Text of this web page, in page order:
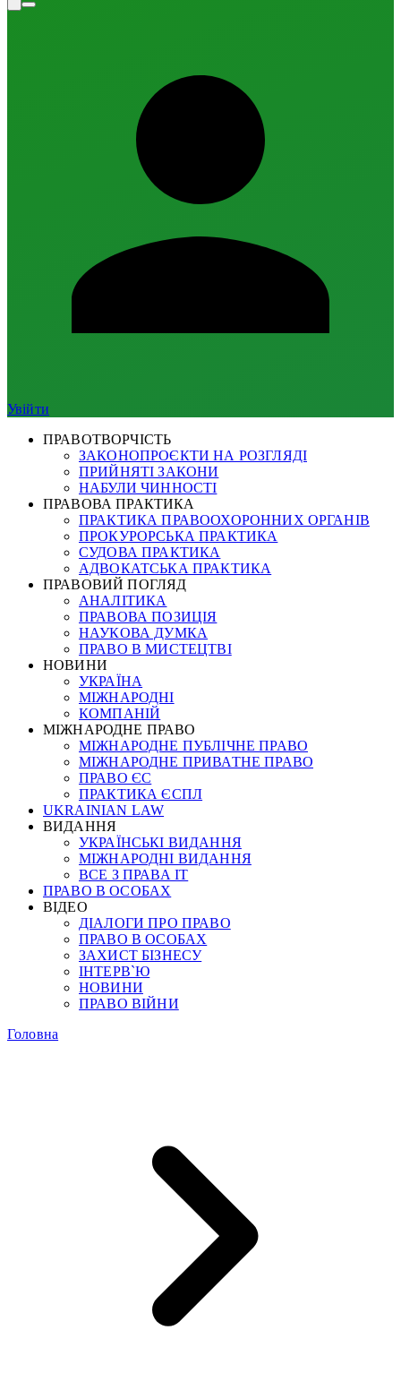
Увійти
ПРАВОТВОРЧІСТЬ
ЗАКОНОПРОЄКТИ НА РОЗГЛЯДІ
ПРИЙНЯТІ ЗАКОНИ
НАБУЛИ ЧИННОСТІ
ПРАВОВА ПРАКТИКА
ПРАКТИКА ПРАВООХОРОННИХ ОРГАНІВ
ПРОКУРОРСЬКА ПРАКТИКА
СУДОВА ПРАКТИКА
АДВОКАТСЬКА ПРАКТИКА
ПРАВОВИЙ ПОГЛЯД
АНАЛІТИКА
ПРАВОВА ПОЗИЦІЯ
НАУКОВА ДУМКА
ПРАВО В МИСТЕЦТВІ
НОВИНИ
УКРАЇНА
МІЖНАРОДНІ
КОМПАНІЙ
МІЖНАРОДНЕ ПРАВО
МІЖНАРОДНЕ ПУБЛІЧНЕ ПРАВО
МІЖНАРОДНЕ ПРИВАТНЕ ПРАВО
ПРАВО ЄС
ПРАКТИКА ЄСПЛ
UKRAINIAN LAW
ВИДАННЯ
УКРАЇНСЬКІ ВИДАННЯ
МІЖНАРОДНІ ВИДАННЯ
ВСЕ З ПРАВА ІТ
ПРАВО В ОСОБАХ
ВІДЕО
ДІАЛОГИ ПРО ПРАВО
ПРАВО В ОСОБАХ
ЗАХИСТ БІЗНЕСУ
ІНТЕРВ`Ю
НОВИНИ
ПРАВО ВІЙНИ
Головна